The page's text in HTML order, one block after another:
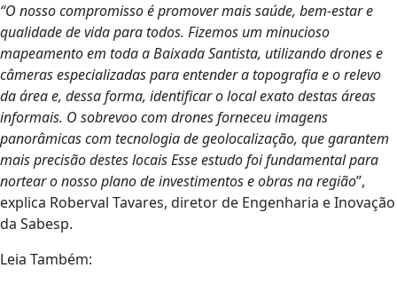
“O nosso compromisso é promover mais saúde, bem-estar e
qualidade de vida para todos. Fizemos um minucioso
mapeamento em toda a Baixada Santista, utilizando drones e
câmeras especializadas para entender a topografia e o relevo
da área e, dessa forma, identificar o local exato destas áreas
informais. O sobrevoo com drones forneceu imagens
panorâmicas com tecnologia de geolocalização, que garantem
mais precisão destes locais Esse estudo foi fundamental para
nortear o nosso plano de investimentos e obras na região”,
explica Roberval Tavares, diretor de Engenharia e Inovação
da Sabesp.
Leia Também: